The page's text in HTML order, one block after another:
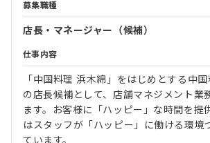
募集職種
店長・マネージャー（候補）
仕事内容
「中国料理 浜木綿」をはじめとする中
の店長候補として、店舗マネジメント業
ます。お客様に「ハッピー」な時間を提
はスタッフが「ハッピー」に働ける環境
ています。